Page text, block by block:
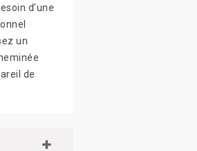
d’une
un
de